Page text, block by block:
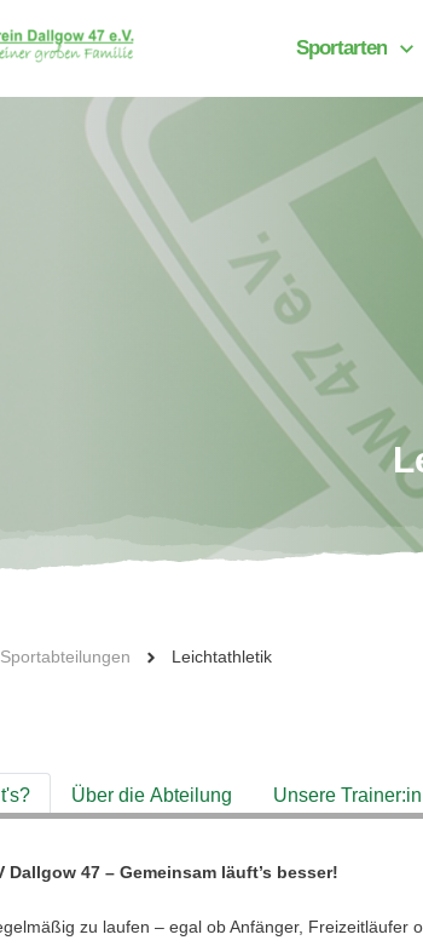
Sportarten
Leichtathletik
Über die Abteilung Unsere
Dallgow 47 – Gemeinsam läuft’s besser!
zu laufen – egal ob Anfänger,